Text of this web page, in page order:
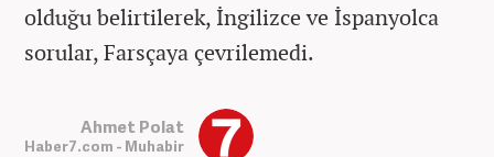
olduğu belirtilerek, İngilizce ve İspanyolca
sorular, Farsçaya çevrilemedi.
Ahmet Polat
Haber7.com - Muhabir